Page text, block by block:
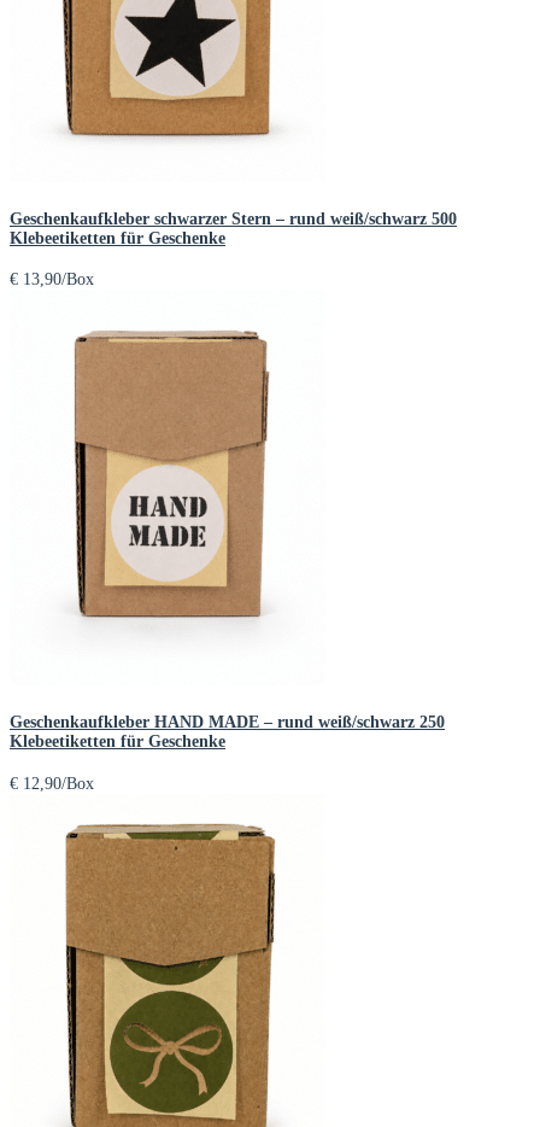
Geschenkaufkleber schwarzer Stern – rund weiß/schwarz 500
Klebeetiketten für Geschenke
€ 13,90/Box
Geschenkaufkleber HAND MADE – rund weiß/schwarz 250
Klebeetiketten für Geschenke
€ 12,90/Box